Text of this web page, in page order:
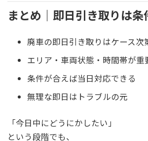
まとめ｜即日引き取りは
廃車の即日引き取りはケース次
エリア・車両状態・時間帯が重
条件が合えば当日対応できる
無理な即日はトラブルの元
「今日中にどうにかしたい」
という段階でも、